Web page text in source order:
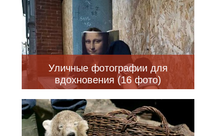
Уличные фотографии для
вдохновения (16 фото)